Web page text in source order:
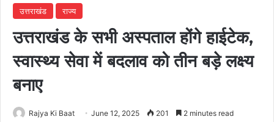
उत्तराखंड राज्य
उत्तराखंड के सभी अस्पताल होंगे हाईटेक,
स्वास्थ्य सेवा में बदलाव को तीन बड़े लक्ष्य
बनाए
Rajya Ki Baat June 12, 2025 201 2 minutes read